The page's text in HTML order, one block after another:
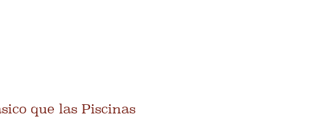
que las Piscinas